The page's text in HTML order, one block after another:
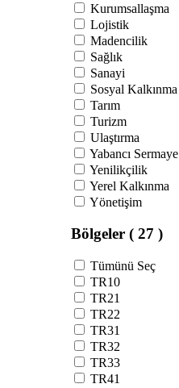
Kurumsallaşma
Lojistik
Madencilik
Sağlık
Sanayi
Sosyal Kalkınma
Tarım
Turizm
Ulaştırma
Yabancı Sermaye
Yenilikçilik
Yerel Kalkınma
Yönetişim
Bölgeler ( 27 )
Tümünü Seç
TR10
TR21
TR22
TR31
TR32
TR33
TR41